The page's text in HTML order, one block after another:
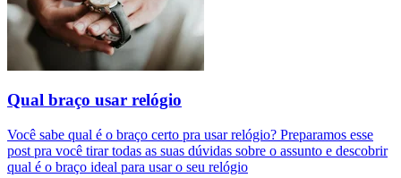
Qual braço usar relógio
Você sabe qual é o braço certo pra usar relógio? Preparamos esse
post pra você tirar todas as suas dúvidas sobre o assunto e descobrir
qual é o braço ideal para usar o seu relógio